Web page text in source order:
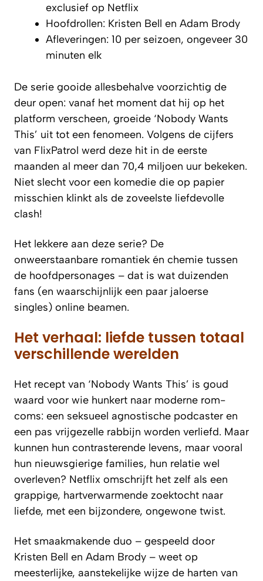
exclusief op Netflix
Hoofdrollen: Kristen Bell en Adam Brody
Afleveringen: 10 per seizoen, ongeveer 30
minuten elk
De serie gooide allesbehalve voorzichtig de
deur open: vanaf het moment dat hij op het
platform verscheen, groeide ‘Nobody Wants
This’ uit tot een fenomeen. Volgens de cijfers
van FlixPatrol werd deze hit in de eerste
maanden al meer dan 70,4 miljoen uur bekeken.
Niet slecht voor een komedie die op papier
misschien klinkt als de zoveelste liefdevolle
clash!
Het lekkere aan deze serie? De
onweerstaanbare romantiek én chemie tussen
de hoofdpersonages – dat is wat duizenden
fans (en waarschijnlijk een paar jaloerse
singles) online beamen.
Het verhaal: liefde tussen totaal
verschillende werelden
Het recept van ‘Nobody Wants This’ is goud
waard voor wie hunkert naar moderne rom-
coms: een seksueel agnostische podcaster en
een pas vrijgezelle rabbijn worden verliefd. Maar
kunnen hun contrasterende levens, maar vooral
hun nieuwsgierige families, hun relatie wel
overleven? Netflix omschrijft het zelf als een
grappige, hartverwarmende zoektocht naar
liefde, met een bijzondere, ongewone twist.
Het smaakmakende duo – gespeeld door
Kristen Bell en Adam Brody – weet op
meesterlijke, aanstekelijke wijze de harten van